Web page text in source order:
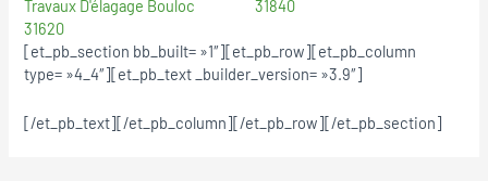
Travaux D'élagage Bouloc
31620
31840
[et_pb_section bb_built= »1″][et_pb_row][et_pb_column
type= »4_4″][et_pb_text _builder_version= »3.9″]
[/et_pb_text][/et_pb_column][/et_pb_row][/et_pb_section]